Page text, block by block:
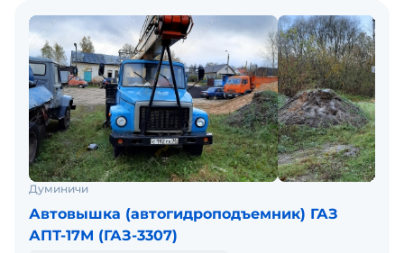
Думиничи
Автовышка (автогидроподъемник) ГАЗ
АПТ-17М (ГАЗ-3307)